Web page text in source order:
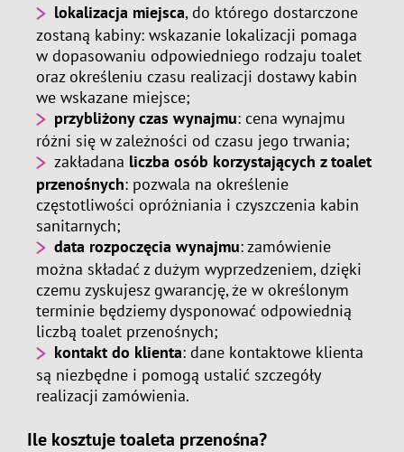
lokalizacja miejsca, do którego dostarczone
zostaną kabiny: wskazanie lokalizacji pomaga
w dopasowaniu odpowiedniego rodzaju toalet
oraz określeniu czasu realizacji dostawy kabin
we wskazane miejsce;
przybliżony czas wynajmu: cena wynajmu
różni się w zależności od czasu jego trwania;
zakładana liczba osób korzystających z toalet
przenośnych: pozwala na określenie
częstotliwości opróżniania i czyszczenia kabin
sanitarnych;
data rozpoczęcia wynajmu: zamówienie
można składać z dużym wyprzedzeniem, dzięki
czemu zyskujesz gwarancję, że w określonym
terminie będziemy dysponować odpowiednią
liczbą toalet przenośnych;
kontakt do klienta: dane kontaktowe klienta
są niezbędne i pomogą ustalić szczegóły
realizacji zamówienia.
Ile kosztuje toaleta przenośna?